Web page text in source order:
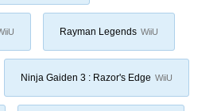
Rayman Legends WiiU
Ninja Gaiden 3 : Razor's Edge WiiU